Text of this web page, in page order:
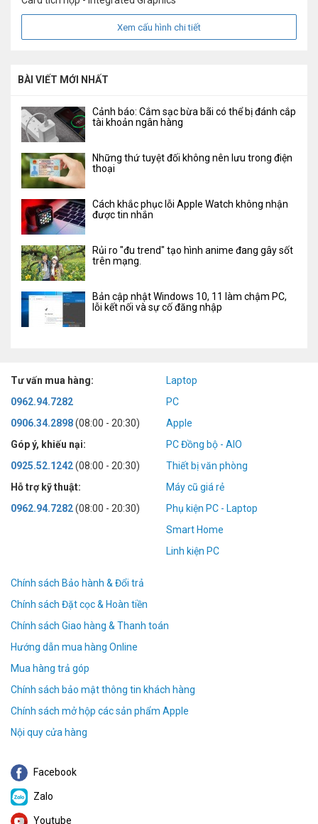
Xem cấu hình chi tiết
BÀI VIẾT MỚI NHẤT
Cảnh báo: Cắm sạc bừa bãi có thể bị đánh cắp
tài khoản ngân hàng
Những thứ tuyệt đối không nên lưu trong điện
thoại
Cách khắc phục lỗi Apple Watch không nhận
được tin nhắn
Rủi ro "đu trend" tạo hình anime đang gây sốt
trên mạng.
Bản cập nhật Windows 10, 11 làm chậm PC,
lỗi kết nối và sự cố đăng nhập
Tư vấn mua hàng:
0962.94.7282
0906.34.2898(08:00 - 20:30)
Góp ý, khiếu nại:
0925.52.1242(08:00 - 20:30)
Hỗ trợ kỹ thuật:
0962.94.7282(08:00 - 20:30)
Laptop
PC
Apple
PC Đồng bộ - AIO
Thiết bị văn phòng
Máy cũ giá rẻ
Phụ kiện PC - Laptop
Smart Home
Linh kiện PC
Chính sách Bảo hành & Đổi trả
Chính sách Đặt cọc & Hoàn tiền
Chính sách Giao hàng & Thanh toán
Hướng dẫn mua hàng Online
Mua hàng trả góp
Chính sách bảo mật thông tin khách hàng
Chính sách mở hộp các sản phẩm Apple
Nội quy cửa hàng
Facebook
Zalo
Youtube